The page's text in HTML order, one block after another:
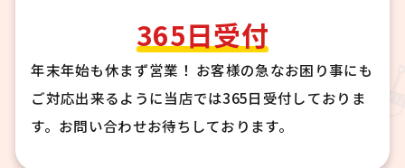
365日受付
年末年始も休まず営業！ お客様の急なお困り事にも
ご対応出来るように当店では365日受付しておりま
す。お問い合わせお待ちしております。